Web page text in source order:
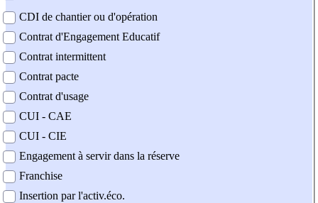
CDI de chantier ou d'opération
Contrat d'Engagement Educatif
Contrat intermittent
Contrat pacte
Contrat d'usage
CUI - CAE
CUI - CIE
Engagement à servir dans la réserve
Franchise
Insertion par l'activ.éco.